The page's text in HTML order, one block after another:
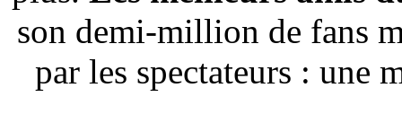
son demi-million de fans
par les spectateurs : une